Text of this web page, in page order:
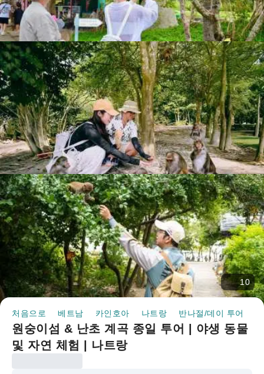
10
처음으로 베트남 카인호아 나트랑 반나절/데이 투어
원숭이섬 & 난초 계곡 종일 투어 | 야생 동물
및 자연 체험 | 나트랑